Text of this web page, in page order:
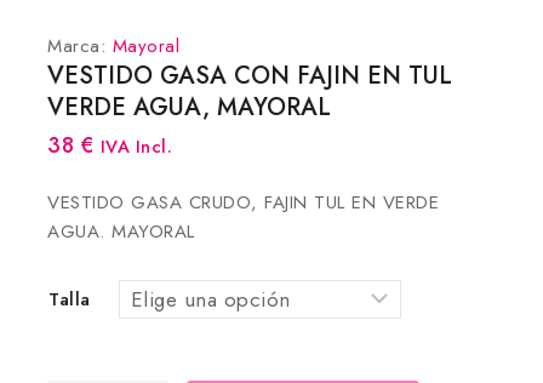
Marca: Mayoral
VESTIDO GASA CON FAJIN EN TUL
VERDE AGUA, MAYORAL
38 € IVA Incl.
VESTIDO GASA CRUDO, FAJIN TUL EN VERDE
AGUA. MAYORAL
Talla